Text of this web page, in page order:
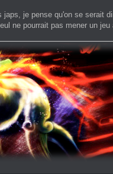
je pense qu'on se serait
ne pourrait pas mener un